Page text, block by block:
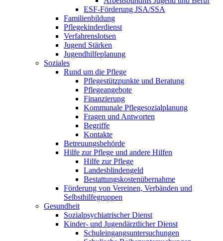
ESF-Förderung JSA/SSA
Familienbildung
Pflegekinderdienst
Verfahrenslotsen
Jugend Stärken
Jugendhilfeplanung
Soziales
Rund um die Pflege
Pflegestützpunkte und Beratung
Pflegeangebote
Finanzierung
Kommunale Pflegesozialplanung
Fragen und Antworten
Begriffe
Kontakte
Betreuungsbehörde
Hilfe zur Pflege und andere Hilfen
Hilfe zur Pflege
Landesblindengeld
Bestattungskosten­übernahme
Förderung von Vereinen, Verbänden und
Selbsthilfegruppen
Gesundheit
Sozialpsychiatrischer Dienst
Kinder- und Jugendärztlicher Dienst
Schuleingangsuntersuchungen